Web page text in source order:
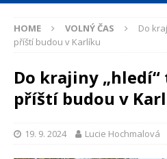
HOME VOLNÝ ČAS
Do
příští budou v Karlíku
Do krajiny
příští budou v
19. 9. 2024 Lucie Hochmalová